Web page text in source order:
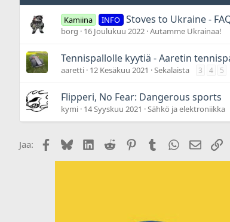
Kamiina INFO Stoves to Ukraine -
borg 16 Joulukuu 2022 Autamme Ukrainaa!
Tennispallolle kyytiä - Aaretin
aaretti 12 Kesäkuu 2021 Sekalaista 3 4 5
Flipperi, No Fear: Dangerous sports
kymi 14 Syyskuu 2021 Sähkö ja elektroniikka
Jaa: Facebook
BlueskyLinkedIn
Reddit PinterestTumblr WhatsApp